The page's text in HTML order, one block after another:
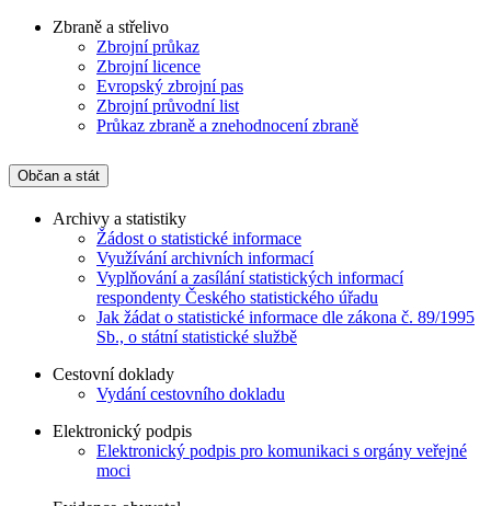
Zbraně a střelivo
Zbrojní průkaz
Zbrojní licence
Evropský zbrojní pas
Zbrojní průvodní list
Průkaz zbraně a znehodnocení zbraně
Občan a stát
Archivy a statistiky
Žádost o statistické informace
Využívání archivních informací
Vyplňování a zasílání statistických informací
respondenty Českého statistického úřadu
Jak žádat o statistické informace dle zákona č. 89/1995
Sb., o státní statistické službě
Cestovní doklady
Vydání cestovního dokladu
Elektronický podpis
Elektronický podpis pro komunikaci s orgány veřejné
moci